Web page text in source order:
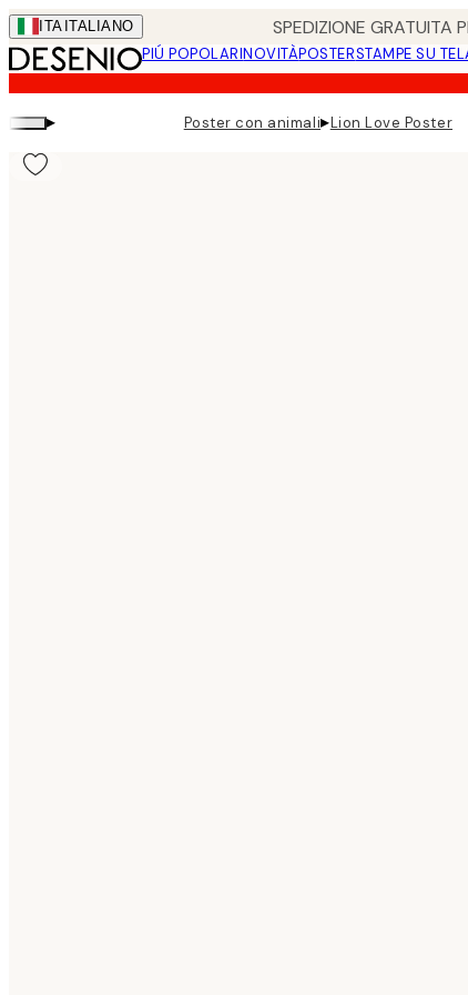
Skip
to
main
content.
ITA ITALIANO SPEDIZIONE GRATUITA
PIÚ POPOLARINOVITÀPOSTERSTAMPE SU
▸ Poster con animali▸Lion Love Poster